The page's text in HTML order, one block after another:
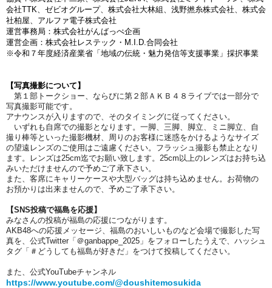
会社TTK、ゼビオグループ、株式会社大林組、 浅野撚糸株式会社、株式会
社柏屋、アルファ電子株式会社
運営事務局：株式会社がんばっぺ企画
運営企画：株式会社レステック・M.I.D.合同会社
※令和７年度経済産業省「地域の伝統・魅力発信等支援事業」採択事業
【写真撮影について】
第１部トークショー、ならびに第２部ＡＫＢ４８ライブでは一部分で
写真撮影可能です。
アナウンスが入りますので、そのタイミングに従ってください。
いずれも自席での撮影となります。一脚、三脚、脚立、ミニ脚立、自
撮り棒等といった撮影機材、周りのお客様に迷惑をかけるようなサイズ
の望遠レンズのご使用はご遠慮ください。フラッシュ撮影も禁止となり
ます。レンズは25cm迄でお願い致します。25cm以上のレンズはお持ち込
みいただけませんので予めご了承下さい。
また、客席にキャリーケースや大型バッグは持ち込めません。お荷物の
お預かりは出来ませんので、予めご了承下さい。
【SNS投稿で福島を応援】
みなさんの投稿が福島の応援につながります。
AKB48への応援メッセージ、福島のおいしいものなど会場で撮影した写
真を、公式Twitter「＠ganbappe_2025」をフォローしたうえで、ハッシュ
タグ「＃どうしても福島が好きだ」をつけて投稿してください。
また、公式YouTubeチャンネル
https://www.youtube.com/@doushitemosukida